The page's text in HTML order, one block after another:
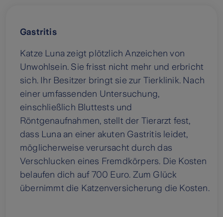
Gastritis
Katze Luna zeigt plötzlich Anzeichen von
Unwohlsein. Sie frisst nicht mehr und erbricht
sich. Ihr Besitzer bringt sie zur Tierklinik. Nach
einer umfassenden Untersuchung,
einschließlich Bluttests und
Röntgenaufnahmen, stellt der Tierarzt fest,
dass Luna an einer akuten Gastritis leidet,
möglicherweise verursacht durch das
Verschlucken eines Fremdkörpers. Die Kosten
belaufen dich auf 700 Euro. Zum Glück
übernimmt die Katzenversicherung die Kosten.